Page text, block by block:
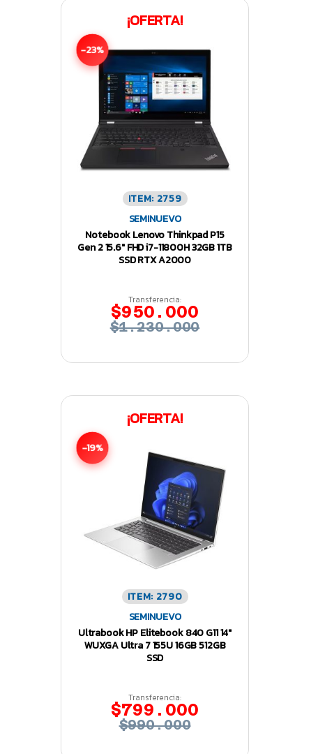
¡OFERTA!
-23%
ITEM: 2759
SEMINUEVO
Notebook Lenovo Thinkpad P15
Gen 2 15.6″ FHD i7-11800H 32GB 1TB
SSD RTX A2000
Transferencia:
$950.000
$1.230.000
¡OFERTA!
-19%
ITEM: 2790
SEMINUEVO
Ultrabook HP Elitebook 840 G11 14″
WUXGA Ultra 7 155U 16GB 512GB
SSD
Transferencia:
$799.000
$990.000